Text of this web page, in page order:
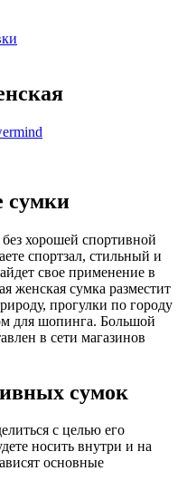
сумки
хорошей спортивной
спортзал, стильный и
свое применение в
женская сумка разместит
прогулки по городу
для шопинга. Большой
в сети магазинов
сумок
с целью его
носить внутри и на
основные